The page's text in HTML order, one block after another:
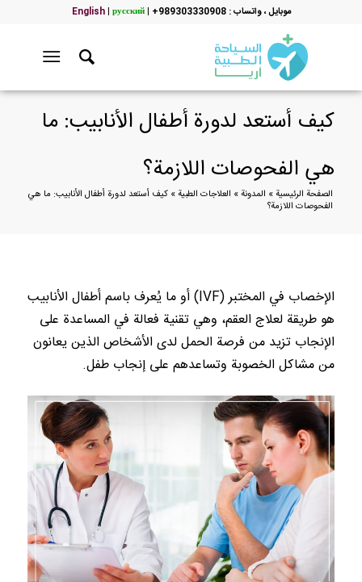
موبایل ، واتساب : 989303330908+ |
English| русский
كيف أستعد لدورة أطفال الأنابيب: ما
هي الفحوصات اللازمة؟
الصفحة الرئيسية» المدونة» العلاجات الطبية» كيف أستعد لدورة أطفال الأنابيب: ما هي
الفحوصات اللازمة؟
الإخصاب في المختبر (IVF) أو ما يُعرف باسم أطفال الأنابيب
هو طريقة لعلاج العقم، وهي تقنية فعالة في المساعدة على
الإنجاب تزيد من فرصة الحمل لدى الأشخاص الذين يعانون
من مشاكل الخصوبة وتساعدهم على إنجاب طفل.